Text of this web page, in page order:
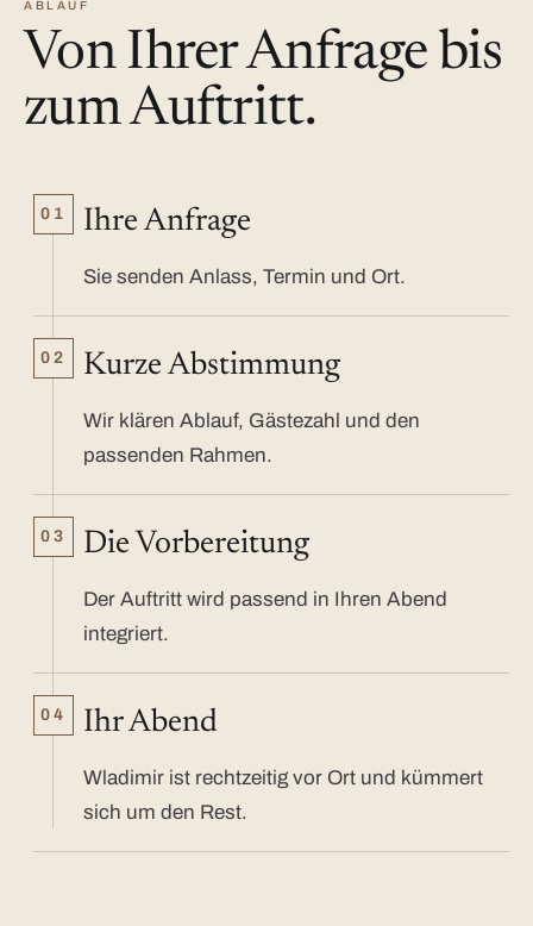
ABLAUF
Von Ihrer Anfrage bis
zum Auftritt.
01 Ihre Anfrage
Sie senden Anlass, Termin und Ort.
02 Kurze Abstimmung
Wir klären Ablauf, Gästezahl und den
passenden Rahmen.
03 Die Vorbereitung
Der Auftritt wird passend in Ihren Abend
integriert.
04 Ihr Abend
Wladimir ist rechtzeitig vor Ort und kümmert
sich um den Rest.